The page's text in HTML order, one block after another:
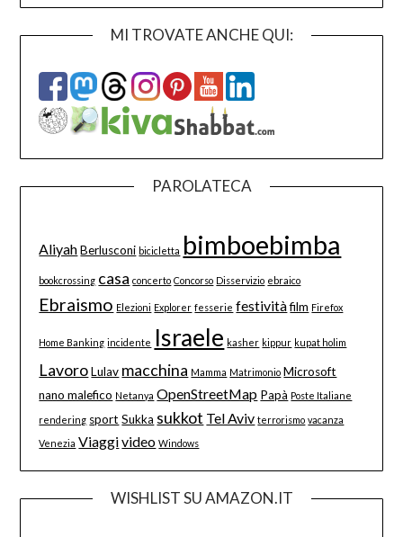
MI TROVATE ANCHE QUI:
PAROLATECA
Aliyah Berlusconi bicicletta bimboebimba
bookcrossing casa concerto Concorso Disservizio ebraico
Ebraismo Elezioni Explorer fesserie festività film Firefox
Home Banking incidente Israele kasher kippur kupat holim
Lavoro Lulav macchina Mamma Matrimonio Microsoft
nano malefico Netanya OpenStreetMap Papà Poste Italiane
rendering sport Sukka sukkot Tel Aviv terrorismo vacanza
Venezia Viaggivideo Windows
WISHLIST SU AMAZON.IT